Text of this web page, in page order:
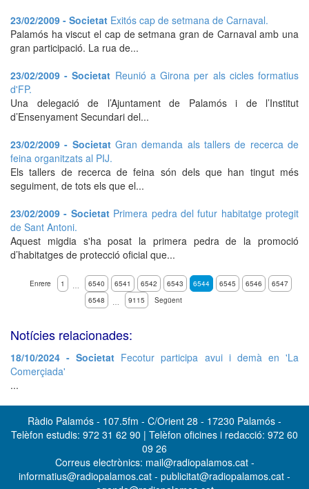
23/02/2009 - Societat Exitós cap de setmana de Carnaval.
Palamós ha viscut el cap de setmana gran de Carnaval amb una
gran participació. La rua de...
23/02/2009 - Societat Reunió a Girona per als cicles formatius
d'FP.
Una delegació de l’Ajuntament de Palamós i de l’Institut
d’Ensenyament Secundari del...
23/02/2009 - Societat Gran demanda als tallers de recerca de
feina organitzats al PIJ.
Els tallers de recerca de feina són dels que han tingut més
seguiment, de tots els que el...
23/02/2009 - Societat Primera pedra del futur habitatge protegit
de Sant Antoni.
Aquest migdia s'ha posat la primera pedra de la promoció
d’habitatges de protecció oficial que...
Enrere 1 … 6540 6541 6542 6543 6544 6545 6546
6547
6548
… 9115 Següent
Notícies relacionades:
18/10/2024 - Societat Fecotur participa avui i demà en 'La
Comerçiada'
...
Ràdio Palamós - 107.5fm - C/Orient 28 - 17230 Palamós -
Telèfon estudis: 972 31 62 90 | Telèfon oficines i redacció: 972 60
09 26
Correus electrònics: mail@radiopalamos.cat -
informatius@radiopalamos.cat - publicitat@radiopalamos.cat -